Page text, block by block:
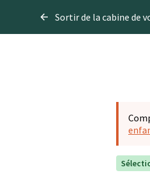
Sortir de la cabine de